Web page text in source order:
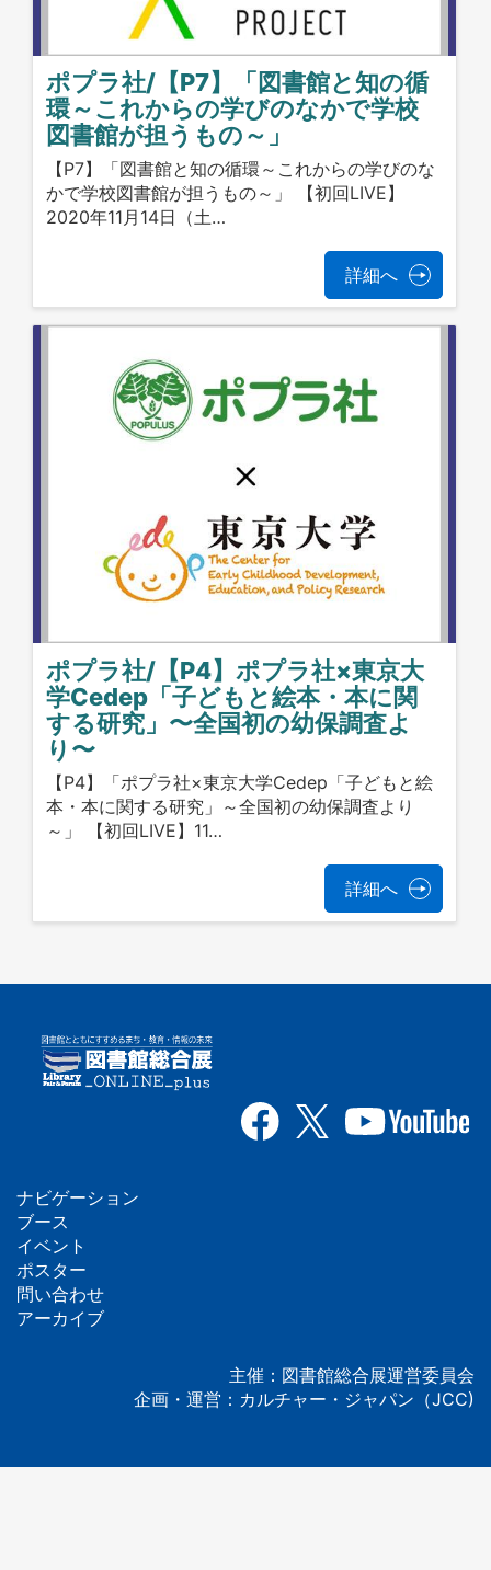
ポプラ社/【P7】「図書館と知の循
環～これからの学びのなかで学校
図書館が担うもの～」
【P7】「図書館と知の循環～これからの学びのな
かで学校図書館が担うもの～」 【初回LIVE】
2020年11月14日（土…
詳細へ
ポプラ社/【P4】ポプラ社×東京大
学Cedep「子どもと絵本・本に関
する研究」〜全国初の幼保調査よ
り〜
【P4】「ポプラ社×東京大学Cedep「子どもと絵
本・本に関する研究」～全国初の幼保調査より
～」 【初回LIVE】11…
詳細へ
フ
ッ
タ
ナビゲーション
ブース
イベント
ポスター
問い合わせ
アーカイブ
主催：図書館総合展運営委員会
企画・運営：カルチャー・ジャパン（JCC)